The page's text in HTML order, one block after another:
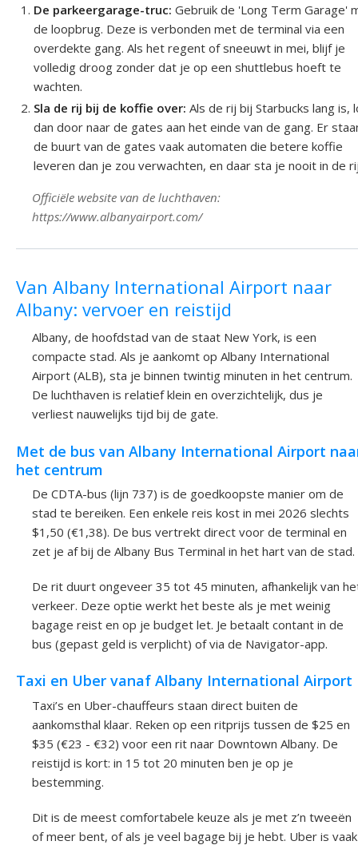
De parkeergarage-truc: Gebruik de 'Long Term Garage'
de loopbrug. Deze is verbonden met de terminal via een
overdekte gang. Als het regent of sneeuwt in mei, blijf je
volledig droog zonder dat je op een shuttlebus hoeft te
wachten.
Sla de rij bij de koffie over: Als de rij bij Starbucks lang is,
dan door naar de gates aan het einde van de gang. Er
de buurt van de gates vaak automaten die betere koffie
leveren dan je zou verwachten, en daar sta je nooit in de
Officiële website van de luchthaven:
https://www.albanyairport.com/
Van Albany International Airport naar
Albany: vervoer en reistijd
Albany, de hoofdstad van de staat New York, is een
compacte stad. Als je aankomt op Albany International
Airport (ALB), sta je binnen twintig minuten in het centrum.
De luchthaven is relatief klein en overzichtelijk, dus je
verliest nauwelijks tijd bij de gate.
Met de bus van Albany International Airport
het centrum
De CDTA-bus (lijn 737) is de goedkoopste manier om de
stad te bereiken. Een enkele reis kost in mei 2026 slechts
$1,50 (€1,38). De bus vertrekt direct voor de terminal en
zet je af bij de Albany Bus Terminal in het hart van de stad.
De rit duurt ongeveer 35 tot 45 minuten, afhankelijk van
verkeer. Deze optie werkt het beste als je met weinig
bagage reist en op je budget let. Je betaalt contant in de
bus (gepast geld is verplicht) of via de Navigator-app.
Taxi en Uber vanaf Albany International Airport
Taxi’s en Uber-chauffeurs staan direct buiten de
aankomsthal klaar. Reken op een ritprijs tussen de $25 en
$35 (€23 - €32) voor een rit naar Downtown Albany. De
reistijd is kort: in 15 tot 20 minuten ben je op je
bestemming.
Dit is de meest comfortabele keuze als je met z’n tweeën
of meer bent, of als je veel bagage bij je hebt. Uber is vaak